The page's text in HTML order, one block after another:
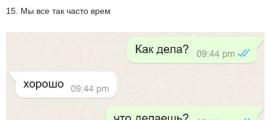
15. Мы все так часто врем